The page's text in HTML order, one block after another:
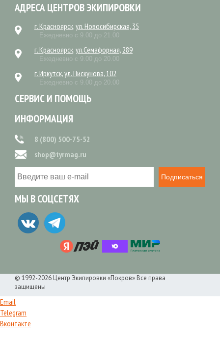
АДРЕСА ЦЕНТРОВ ЭКИПИРОВКИ
г. Красноярск, ул. Новосибирская, 35
Ежедневно с 9.00 до 21.00
г. Красноярск, ул.Семафорная, 289
Ежедневно с 9.00 до 20.00
г. Иркутск, ул. Пискунова, 102
Ежедневно с 9.00 до 20.00
СЕРВИС И ПОМОЩЬ
ИНФОРМАЦИЯ
8 (800) 500-75-52
shop@tyrmag.ru
Подписаться
МЫ В СОЦСЕТЯХ
© 1992-2026 Центр Экипировки «Покров» Все права
защищены
Email
Telegram
Вконтакте